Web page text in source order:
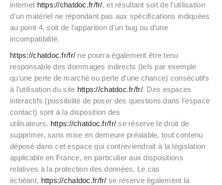
internet https://chatdoc.fr/fr/, et résultant soit de l’utilisation
d’un matériel ne répondant pas aux spécifications indiquées
au point 4, soit de l’apparition d’un bug ou d’une
incompatibilité.
https://chatdoc.fr/fr/ ne pourra également être tenu
responsable des dommages indirects (tels par exemple
qu’une perte de marché ou perte d’une chance) consécutifs
à l’utilisation du site https://chatdoc.fr/fr/. Des espaces
interactifs (possibilité de poser des questions dans l’espace
contact) sont à la disposition des
utilisateurs. https://chatdoc.fr/fr/ se réserve le droit de
supprimer, sans mise en demeure préalable, tout contenu
déposé dans cet espace qui contreviendrait à la législation
applicable en France, en particulier aux dispositions
relatives à la protection des données. Le cas
échéant, https://chatdoc.fr/fr/ se réserve également la